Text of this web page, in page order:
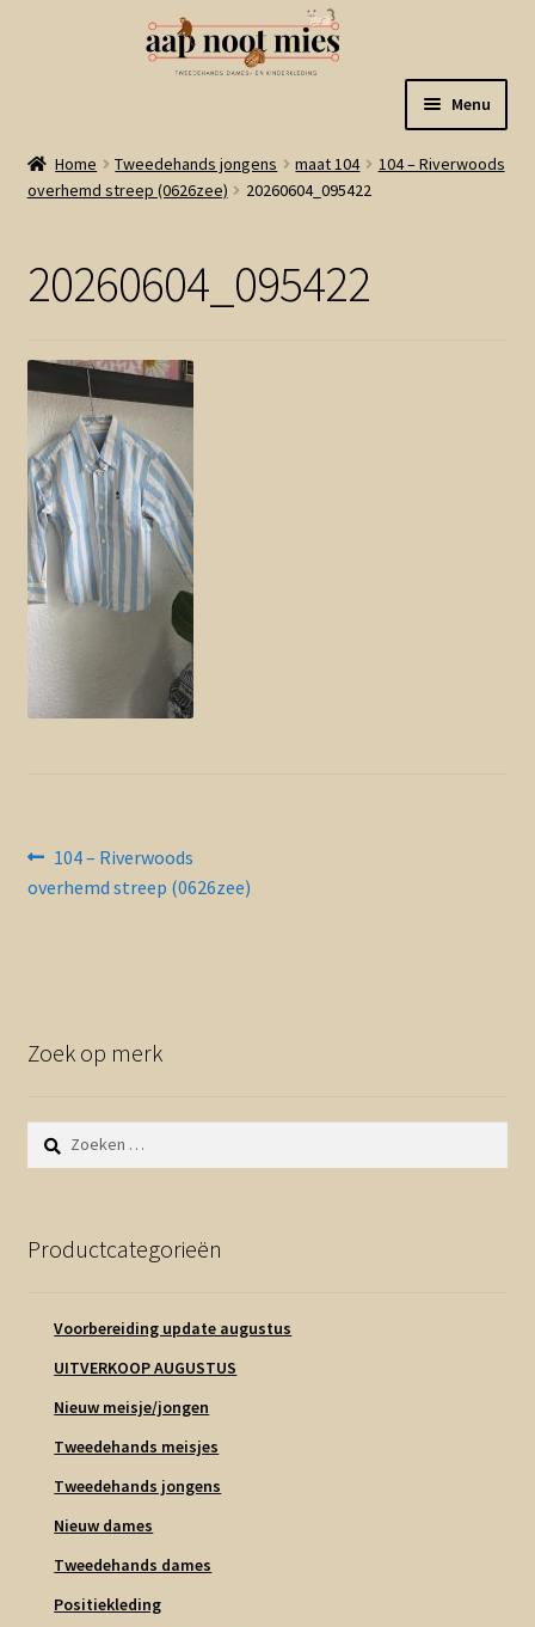
naar
navigatie
de
inhoud
Menu
Welkom
Winkel
Winkelmand
Linkjes
Contact en nieuwsbrief
Home Tweedehands jongens maat 104
104 – Riverwoods
overhemd streep (0626zee)
20260604_095422
20260604_095422
Bericht
navigatie
Vorig
bericht:
104 – Riverwoods
overhemd streep (0626zee)
Zoek op merk
Zoeken
naar:
Productcategorieën
Voorbereiding update augustus
UITVERKOOP AUGUSTUS
Nieuw meisje/jongen
Tweedehands meisjes
Tweedehands jongens
Nieuw dames
Tweedehands dames
Positiekleding